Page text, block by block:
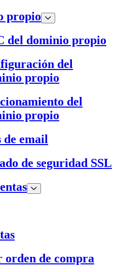
propio
del dominio propio
del
propio
del
propio
de email
de seguridad SSL
orden de compra